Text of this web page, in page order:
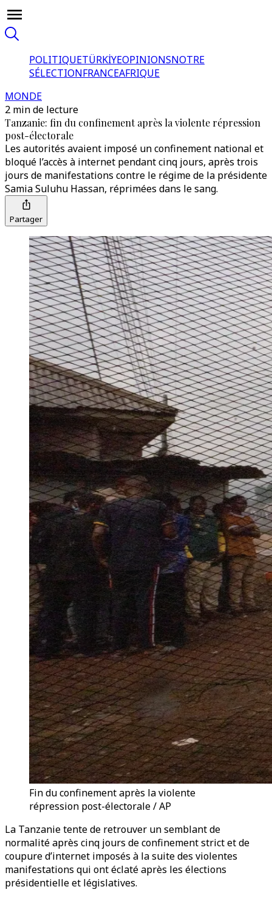
POLITIQUETÜRKİYEOPINIONSNOTRE
SÉLECTIONFRANCEAFRIQUE
MONDE
2 min de lecture
Tanzanie: fin du confinement après la violente répression
post-électorale
Les autorités avaient imposé un confinement national et
bloqué l’accès à internet pendant cinq jours, après trois
jours de manifestations contre le régime de la présidente
Samia Suluhu Hassan, réprimées dans le sang.
Partager
Fin du confinement après la violente
répression post-électorale / AP
La Tanzanie tente de retrouver un semblant de
normalité après cinq jours de confinement strict et de
coupure d’internet imposés à la suite des violentes
manifestations qui ont éclaté après les élections
présidentielle et législatives.